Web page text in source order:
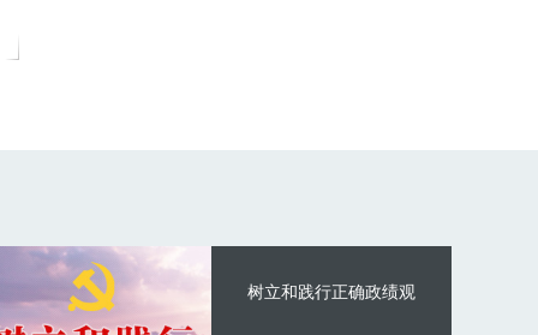
树立和践行正确政绩观